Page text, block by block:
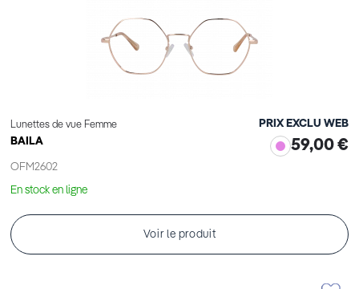
Lunettes de vue Femme
BAILA
OFM2602
PRIX EXCLU WEB
59,00 €
En stock en ligne
Voir le produit